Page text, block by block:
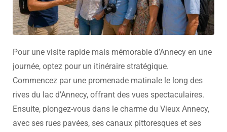
Pour une visite rapide mais mémorable d’Annecy en une
journée, optez pour un itinéraire stratégique.
Commencez par une promenade matinale le long des
rives du lac d’Annecy, offrant des vues spectaculaires.
Ensuite, plongez-vous dans le charme du Vieux Annecy,
avec ses rues pavées, ses canaux pittoresques et ses